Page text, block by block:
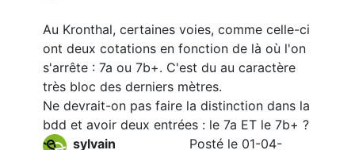
Au Kronthal, certaines voies, comme celle-ci
ont deux cotations en fonction de là où l'on
s'arrête : 7a ou 7b+. C'est du au caractère
très bloc des derniers mètres.
Ne devrait-on pas faire la distinction dans la
bdd et avoir deux entrées : le 7a ET le 7b+ ?
sylvain
Posté le 01-04-